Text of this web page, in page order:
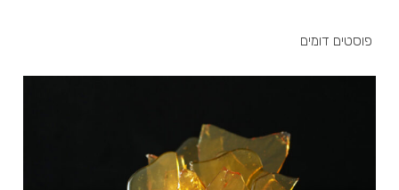
פוסטים דומים